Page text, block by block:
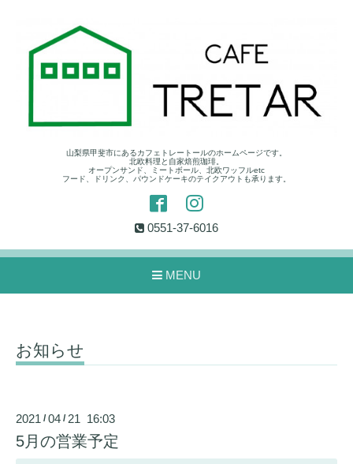
山梨県甲斐市にあるカフェトレートールのホームページです。
北欧料理と自家焙煎珈琲。
オープンサンド、ミートボール、北欧ワッフルetc
フード、ドリンク、パウンドケーキのテイクアウトも承ります。
0551-37-6016
MENU
お知らせ
2021 /04 / 21 16:03
5月の営業予定